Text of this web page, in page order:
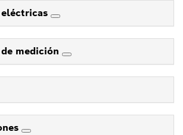
medición